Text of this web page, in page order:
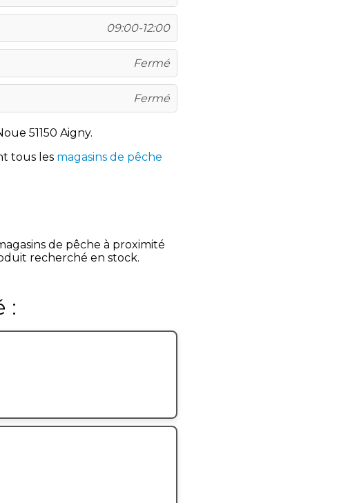
09:00-12:00
Fermé
Fermé
51150 Aigny.
tous les magasins de pêche
de pêche à proximité
recherché en stock.
: